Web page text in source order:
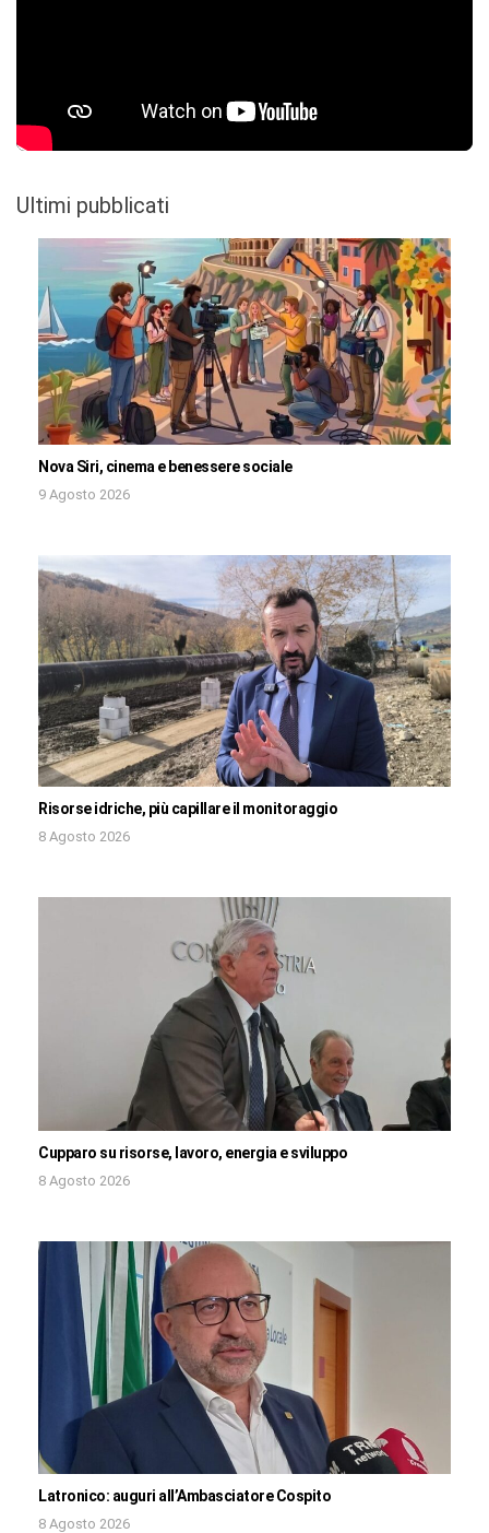
Ultimi pubblicati
Nova Siri, cinema e benessere sociale
9 Agosto 2026
Risorse idriche, più capillare il monitoraggio
8 Agosto 2026
Cupparo su risorse, lavoro, energia e sviluppo
8 Agosto 2026
Latronico: auguri all’Ambasciatore Cospito
8 Agosto 2026